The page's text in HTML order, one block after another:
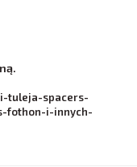
tuleja-spacers-
fothon-i-innych-